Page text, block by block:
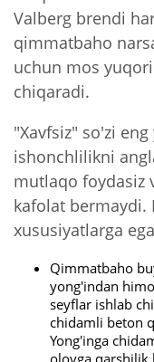
Valberg brendi
qimmatbaho
uchun mos
chiqaradi.
"Xavfsiz" so'zi
ishonchlilikni
mutlaqo foydasiz
kafolat
xususiyatlarga
Qimmatbaho
yong'indan
seyflar ishlab
chidamli beton
Yong'inga
olovga qarshilik